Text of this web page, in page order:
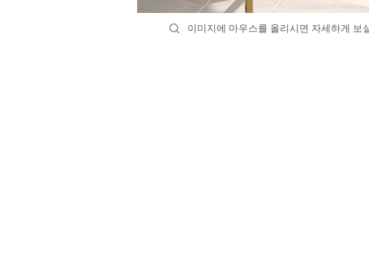
이미지에 마우스를 올리시면 자세하게 보